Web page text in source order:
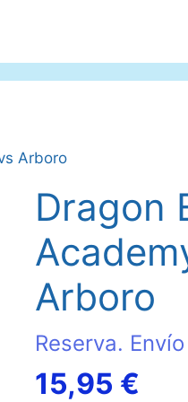
Arboro
Dragon
Arboro
Reserva.
15,95 €